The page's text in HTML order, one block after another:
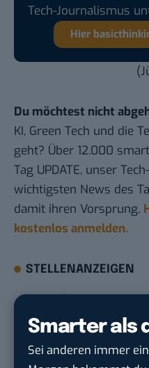
Smarter als
Sei anderen immer
Tech-Journalismus
Hier
Du möchtest nicht
KI, Green Tech und die
geht? Über 12.000
Tag UPDATE, unser
wichtigsten News des
damit ihren Vorsprung.
kostenlos anmelden.
STELLENANZEIGEN
moveUP